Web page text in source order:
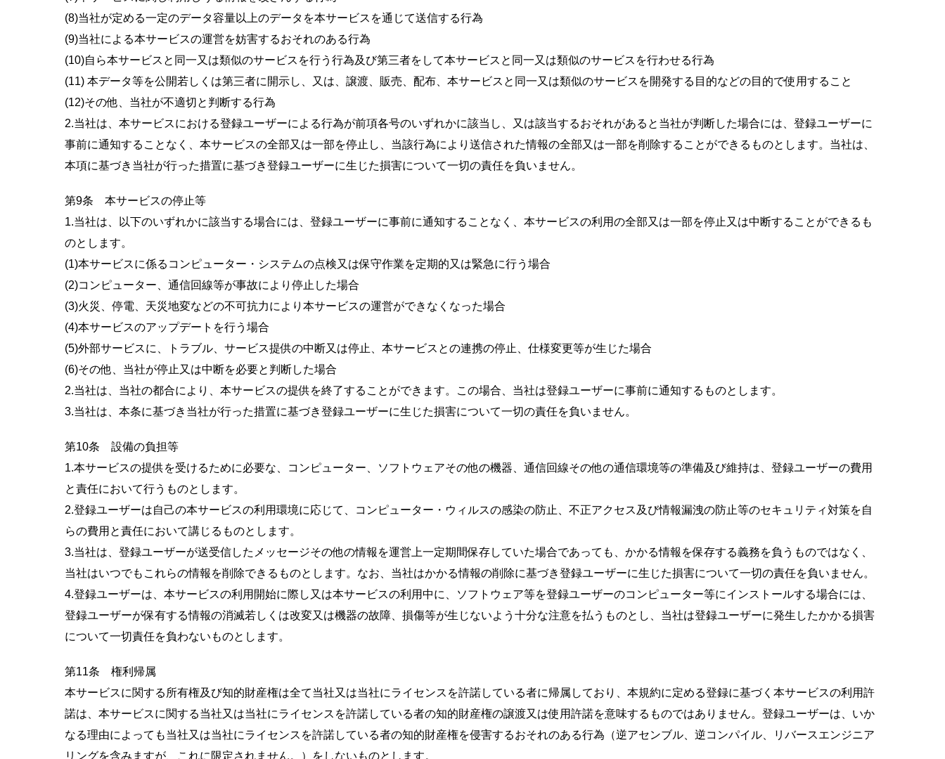
(8)当社が定める一定のデータ容量以上のデータを本サービスを通じて送信する行為
(9)当社による本サービスの運営を妨害するおそれのある行為
(10)自ら本サービスと同一又は類似のサービスを行う行為及び第三者をして本サービスと同一又は類似のサービスを行わせる行為
(11) 本データ等を公開若しくは第三者に開示し、又は、譲渡、販売、配布、本サービスと同一又は類似のサービスを開発する目的などの目的で使用すること
(12)その他、当社が不適切と判断する行為
2.当社は、本サービスにおける登録ユーザーによる行為が前項各号のいずれかに該当し、又は該当するおそれがあると当社が判断した場合には、登録ユーザーに
事前に通知することなく、本サービスの全部又は一部を停止し、当該行為により送信された情報の全部又は一部を削除することができるものとします。当社は、
本項に基づき当社が行った措置に基づき登録ユーザーに生じた損害について一切の責任を負いません。
第9条 本サービスの停止等
1.当社は、以下のいずれかに該当する場合には、登録ユーザーに事前に通知することなく、本サービスの利用の全部又は一部を停止又は中断することができるも
のとします。
(1)本サービスに係るコンピューター・システムの点検又は保守作業を定期的又は緊急に行う場合
(2)コンピューター、通信回線等が事故により停止した場合
(3)火災、停電、天災地変などの不可抗力により本サービスの運営ができなくなった場合
(4)本サービスのアップデートを行う場合
(5)外部サービスに、トラブル、サービス提供の中断又は停止、本サービスとの連携の停止、仕様変更等が生じた場合
(6)その他、当社が停止又は中断を必要と判断した場合
2.当社は、当社の都合により、本サービスの提供を終了することができます。この場合、当社は登録ユーザーに事前に通知するものとします。
3.当社は、本条に基づき当社が行った措置に基づき登録ユーザーに生じた損害について一切の責任を負いません。
第10条 設備の負担等
1.本サービスの提供を受けるために必要な、コンピューター、ソフトウェアその他の機器、通信回線その他の通信環境等の準備及び維持は、登録ユーザーの費用
と責任において行うものとします。
2.登録ユーザーは自己の本サービスの利用環境に応じて、コンピューター・ウィルスの感染の防止、不正アクセス及び情報漏洩の防止等のセキュリティ対策を自
らの費用と責任において講じるものとします。
3.当社は、登録ユーザーが送受信したメッセージその他の情報を運営上一定期間保存していた場合であっても、かかる情報を保存する義務を負うものではなく、
当社はいつでもこれらの情報を削除できるものとします。なお、当社はかかる情報の削除に基づき登録ユーザーに生じた損害について一切の責任を負いません。
4.登録ユーザーは、本サービスの利用開始に際し又は本サービスの利用中に、ソフトウェア等を登録ユーザーのコンピューター等にインストールする場合には、
登録ユーザーが保有する情報の消滅若しくは改変又は機器の故障、損傷等が生じないよう十分な注意を払うものとし、当社は登録ユーザーに発生したかかる損害
について一切責任を負わないものとします。
第11条 権利帰属
本サービスに関する所有権及び知的財産権は全て当社又は当社にライセンスを許諾している者に帰属しており、本規約に定める登録に基づく本サービスの利用許
諾は、本サービスに関する当社又は当社にライセンスを許諾している者の知的財産権の譲渡又は使用許諾を意味するものではありません。登録ユーザーは、いか
なる理由によっても当社又は当社にライセンスを許諾している者の知的財産権を侵害するおそれのある行為（逆アセンブル、逆コンパイル、リバースエンジニア
リングを含みますが、これに限定されません。）をしないものとします。